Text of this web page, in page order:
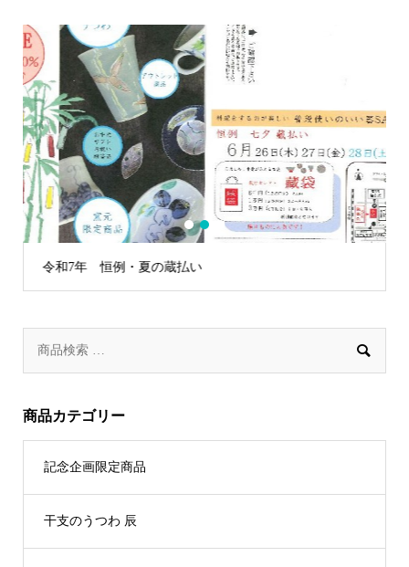
令和7年 恒例・夏の蔵払い
1 2

商品カテゴリー
記念企画限定商品
干支のうつわ 辰